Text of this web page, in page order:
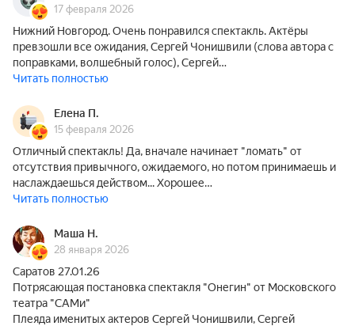
17 февраля 2026
Нижний Новгород. Очень понравился спектакль. Актёры
превзошли все ожидания, Сергей Чонишвили (слова автора с
поправками, волшебный голос), Сергей…
Читать полностью
Елена П.
15 февраля 2026
Отличный спектакль! Да, вначале начинает "ломать" от
отсутствия привычного, ожидаемого, но потом принимаешь и
наслаждаешься действом... Хорошее…
Читать полностью
Маша Н.
28 января 2026
Саратов 27.01.26
Потрясающая постановка спектакля "Онегин" от Московского
театра "САМи"
Плеяда именитых актеров Сергей Чонишвили, Сергей